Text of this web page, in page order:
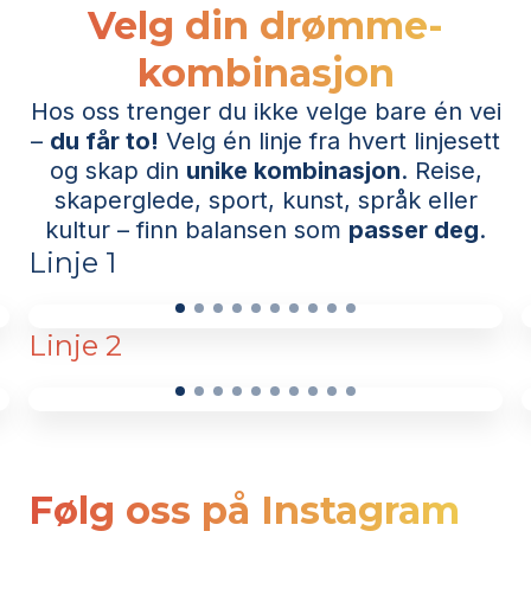
Velg din drømme-
kombinasjon
Hos oss trenger du ikke velge bare én vei
– du får to! Velg én linje fra hvert linjesett
og skap din unike kombinasjon. Reise,
skaperglede, sport, kunst, språk eller
kultur – finn balansen som passer deg.
Linje 1
Opplev mangfoldet
Interrail – fra
Fokus
Linje 2
zen,
samuraier,
Tokyo &
Kyoto
Følg oss på Instagram